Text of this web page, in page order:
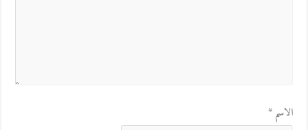
الاسم*